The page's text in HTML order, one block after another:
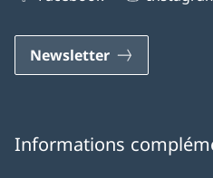
Newsletter
Informations